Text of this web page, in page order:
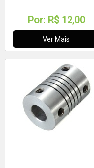
Por: R$ 12,00
Ver Mais